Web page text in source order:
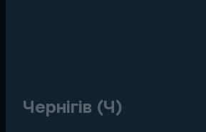
Чернігів (Ч)